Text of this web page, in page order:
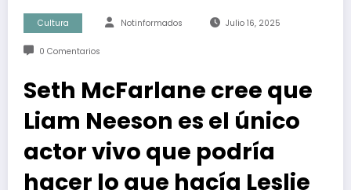
Cultura Notinformados Julio 16, 2025
0 Comentarios
Seth McFarlane cree que
Liam Neeson es el único
actor vivo que podría
hacer lo que hacía Leslie